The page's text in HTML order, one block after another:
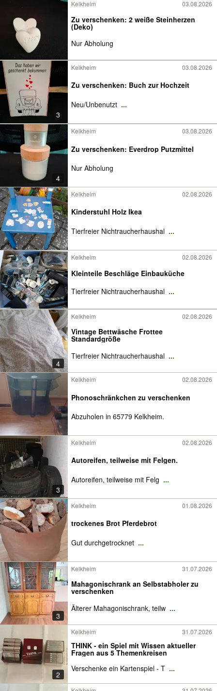
Kelkheim 03.08.2026
Zu verschenken: 2 weiße Steinherzen
(Deko)
Nur Abholung
3
Kelkheim 03.08.2026
Zu verschenken: Buch zur Hochzeit
Neu/Unbenutzt ...
4
Kelkheim 03.08.2026
Zu verschenken: Everdrop Putzmittel
Nur Abholung
Kelkheim 02.08.2026
Kinderstuhl Holz Ikea
Tierfreier Nichtraucherhaushal ...
Kelkheim 02.08.2026
Kleinteile Beschläge Einbauküche
Tierfreier Nichtraucherhaushal ...
4
Kelkheim 02.08.2026
Vintage Bettwäsche Frottee
Standardgröße
Tierfreier Nichtraucherhaushal ...
Kelkheim 02.08.2026
Phonoschränkchen zu verschenken
Abzuholen in 65779 Kelkheim.
3
Kelkheim 02.08.2026
Autoreifen, teilweise mit Felgen.
Autoreifen, teilweise mit Felg ...
Kelkheim 01.08.2026
trockenes Brot Pferdebrot
Gut durchgetrocknet ...
3
Kelkheim 31.07.2026
Mahagonischrank an Selbstabholer zu
verschenken
Älterer Mahagonischrank, teilw ...
2
Kelkheim 31.07.2026
THINK - ein Spiel mit Wissen aktueller
Fragen aus 5 Themenkreisen
Verschenke ein Kartenspiel - T ...